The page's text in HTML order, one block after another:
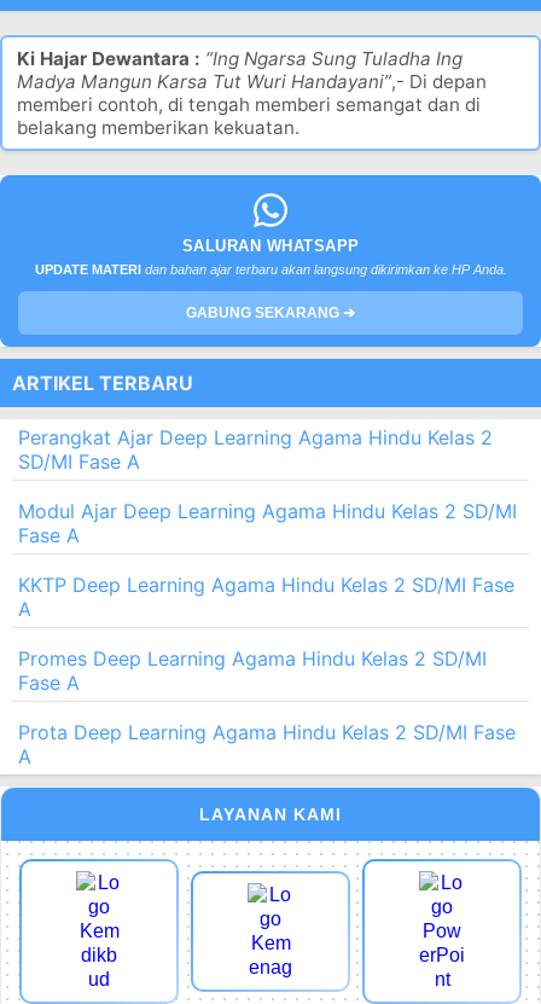
Ki Hajar Dewantara : “Ing Ngarsa Sung Tuladha Ing
Madya Mangun Karsa Tut Wuri Handayani”,- Di depan
memberi contoh, di tengah memberi semangat dan di
belakang memberikan kekuatan.
SALURAN WHATSAPP
UPDATE MATERI dan bahan ajar terbaru akan langsung dikirimkan ke HP Anda.
GABUNG SEKARANG ➔
ARTIKEL TERBARU
Perangkat Ajar Deep Learning Agama Hindu Kelas 2
SD/MI Fase A
Modul Ajar Deep Learning Agama Hindu Kelas 2 SD/MI
Fase A
KKTP Deep Learning Agama Hindu Kelas 2 SD/MI Fase
A
Promes Deep Learning Agama Hindu Kelas 2 SD/MI
Fase A
Prota Deep Learning Agama Hindu Kelas 2 SD/MI Fase
A
LAYANAN KAMI